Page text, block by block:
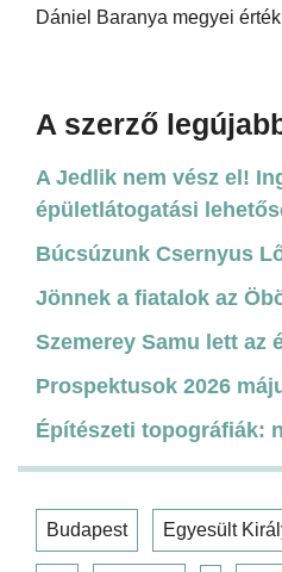
Dániel Baranya megyei
A szerző
A Jedlik nem vész el!
épületlátogatási
Búcsúzunk Csernyus
Jönnek a fiatalok az
Szemerey Samu lett az
Prospektusok 2026
Építészeti topográfiák:
Budapest Egyesült